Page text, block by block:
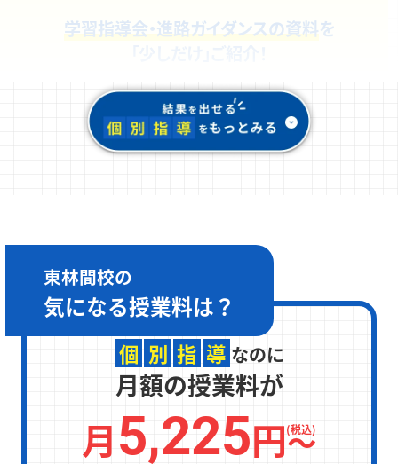
学習指導会・進路ガイダンスの資料を
東林間校の
気になる授業料は？
個 別 指 導 なのに
月額の授業料が
月5,225円〜
(税込)